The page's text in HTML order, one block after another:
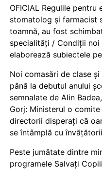
OFICIAL Regulile pentru
stomatolog și farmacist
toamnă, au fost
specialități / Condiții
elaborează subiectele
Noi comasări de clase
până la debutul anului
semnalate de Alin
Gorj: Ministerul o
directorii disperați că
se întâmplă cu
Peste jumătate dintre
programele Salvați